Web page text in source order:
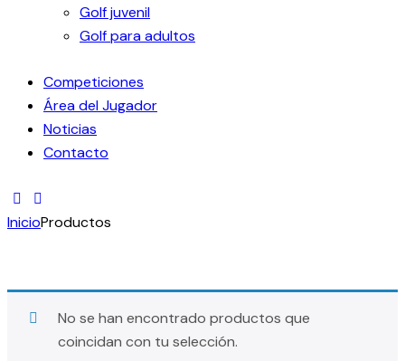
Golf juvenil
Golf para adultos
Competiciones
Área del Jugador
Noticias
Contacto
InicioProductos
No se han encontrado productos que
coincidan con tu selección.